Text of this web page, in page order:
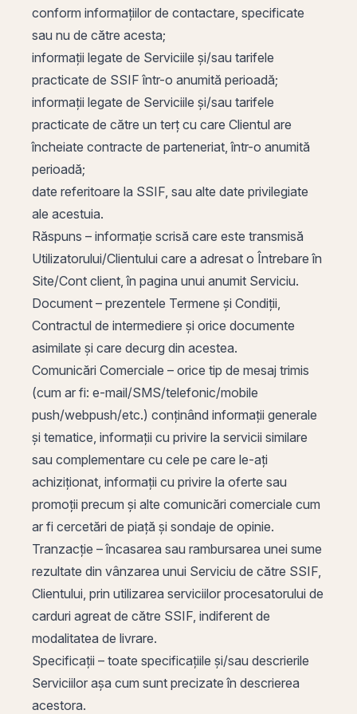
conform informațiilor de contactare, specificate
sau nu de către acesta;
informații legate de Serviciile și/sau tarifele
practicate de SSIF într-o anumită perioadă;
informații legate de Serviciile și/sau tarifele
practicate de către un terț cu care Clientul are
încheiate contracte de parteneriat, într-o anumită
perioadă;
date referitoare la SSIF, sau alte date privilegiate
ale acestuia.
Răspuns – informație scrisă care este transmisă
Utilizatorului/Clientului care a adresat o Întrebare în
Site/Cont client, în pagina unui anumit Serviciu.
Document – prezentele Termene și Condiții,
Contractul de intermediere și orice documente
asimilate și care decurg din acestea.
Comunicări Comerciale – orice tip de mesaj trimis
(cum ar fi: e-mail/SMS/telefonic/mobile
push/webpush/etc.) conținând informații generale
și tematice, informații cu privire la servicii similare
sau complementare cu cele pe care le-ați
achiziționat, informații cu privire la oferte sau
promoții precum și alte comunicări comerciale cum
ar fi cercetări de piață și sondaje de opinie.
Tranzacție – încasarea sau rambursarea unei sume
rezultate din vânzarea unui Serviciu de către SSIF,
Clientului, prin utilizarea serviciilor procesatorului de
carduri agreat de către SSIF, indiferent de
modalitatea de livrare.
Specificații – toate specificațiile și/sau descrierile
Serviciilor așa cum sunt precizate în descrierea
acestora.